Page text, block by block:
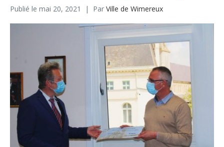
Publié le mai 20, 2021 Par Ville de Wimereux